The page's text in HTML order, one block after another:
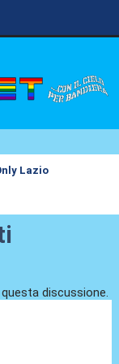
Lazio
discussione.